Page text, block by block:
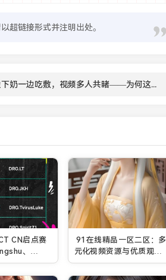
超链接形式并注明出处。
一边下奶一边吃敷，视频多人共睹——为何这样？
CN启点赛
、
91在线精品一区二区：多
元化视频资源与优质观影
体验让你尽享娱乐